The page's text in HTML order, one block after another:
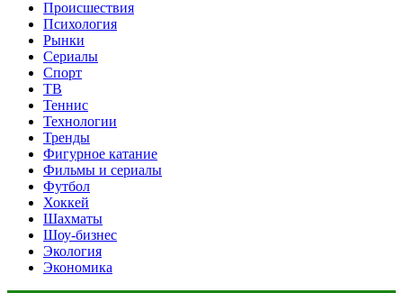
Происшествия
Психология
Рынки
Сериалы
Спорт
ТВ
Теннис
Технологии
Тренды
Фигурное катание
Фильмы и сериалы
Футбол
Хоккей
Шахматы
Шоу-бизнес
Экология
Экономика